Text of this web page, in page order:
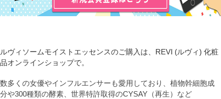
ルヴィソームモイストエッセンスのご購入は、REVI (ルヴィ) 化粧
品オンラインショップで。
数多くの女優やインフルエンサーも愛用しており、植物幹細胞成
分や300種類の酵素、世界特許取得のCYSAY（再生）など